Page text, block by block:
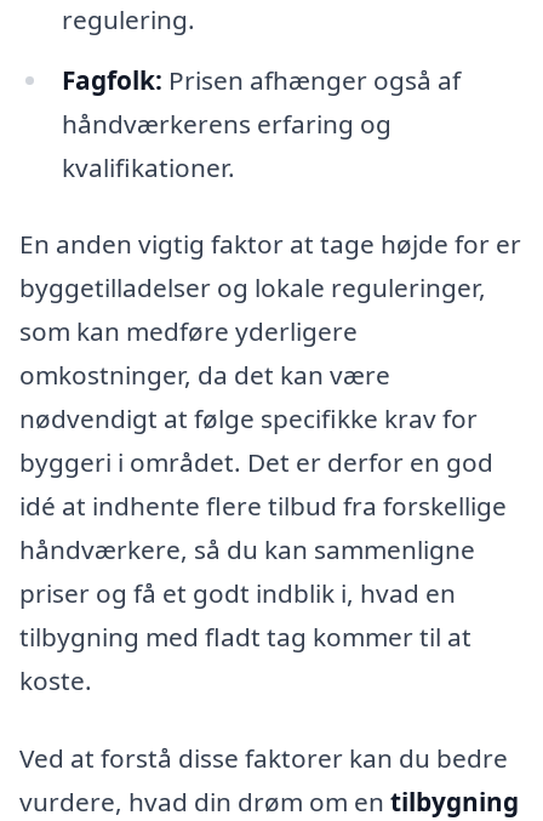
regulering.
Fagfolk: Prisen afhænger også af
håndværkerens erfaring og
kvalifikationer.
En anden vigtig faktor at tage højde for er
byggetilladelser og lokale reguleringer,
som kan medføre yderligere
omkostninger, da det kan være
nødvendigt at følge specifikke krav for
byggeri i området. Det er derfor en god
idé at indhente flere tilbud fra forskellige
håndværkere, så du kan sammenligne
priser og få et godt indblik i, hvad en
tilbygning med fladt tag kommer til at
koste.
Ved at forstå disse faktorer kan du bedre
vurdere, hvad din drøm om en tilbygning